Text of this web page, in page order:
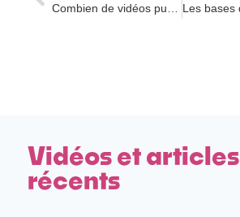
Vidéos et articles
récents